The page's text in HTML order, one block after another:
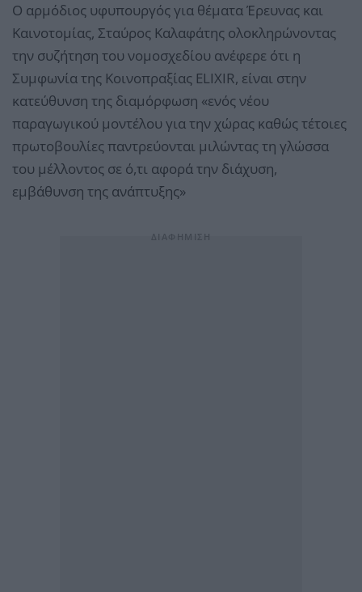
Ο αρμόδιος υφυπουργός για θέματα Έρευνας και
Καινοτομίας, Σταύρος Καλαφάτης ολοκληρώνοντας
την συζήτηση του νομοσχεδίου ανέφερε ότι η
Συμφωνία της Κοινοπραξίας ELIXIR, είναι στην
κατεύθυνση της διαμόρφωση «ενός νέου
παραγωγικού μοντέλου για την χώρας καθώς τέτοιες
πρωτοβουλίες παντρεύονται μιλώντας τη γλώσσα
του μέλλοντος σε ό,τι αφορά την διάχυση,
εμβάθυνση της ανάπτυξης»